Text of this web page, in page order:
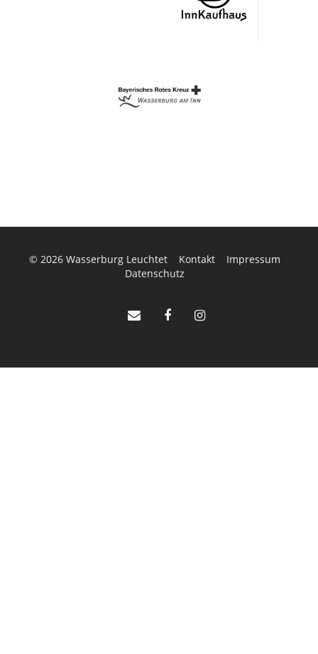
© 2026 Wasserburg Leuchtet Kontakt
Impressum
Datenschutz